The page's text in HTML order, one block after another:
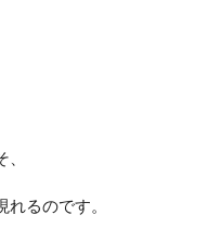
るのです。